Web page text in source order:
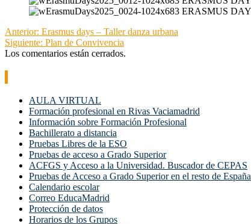
Navegación
de
entradas
Anterior: Erasmus days – Taller danza urbana
Siguiente: Plan de Convivencia
Los comentarios están cerrados.
AULA VIRTUAL
Formación profesional en Rivas Vaciamadrid
Información sobre Formación Profesional
Bachillerato a distancia
Pruebas Libres de la ESO
Pruebas de acceso a Grado Superior
ACFGS y Acceso a la Universidad. Buscador de CEPAS
Pruebas de Acceso a Grado Superior en el resto de España
Calendario escolar
Correo EducaMadrid
Protección de datos
Horarios de los Grupos